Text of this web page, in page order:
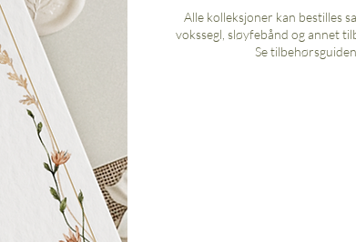
Alle kolleksjoner kan bestilles
vokssegl, sløyfebånd og annet
Se